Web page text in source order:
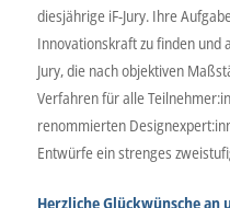
diesjährige iF-Jury. Ihre
Innovationskraft zu finden und
Jury, die nach objektiven
Verfahren für alle
renommierten
Entwürfe ein strenges
Herzliche Glückwünsche an